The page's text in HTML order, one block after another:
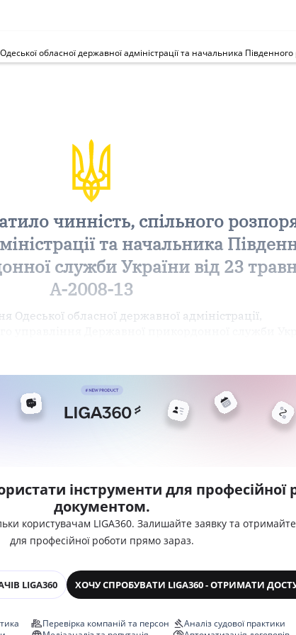
чинність, спільного
та начальника
служби України від 23
А-2008-13
Одеської обласної державної адміністрації,
інструменти для професійної
документом.
користувачам LIGA360. Залишайте заявку та
для професійної роботи прямо зараз.
LIGA360 ХОЧУ СПРОБУВАТИ LIGA360 - ОТРИМАТИ
Перевірка компаній та персон
Аналіз судової практики